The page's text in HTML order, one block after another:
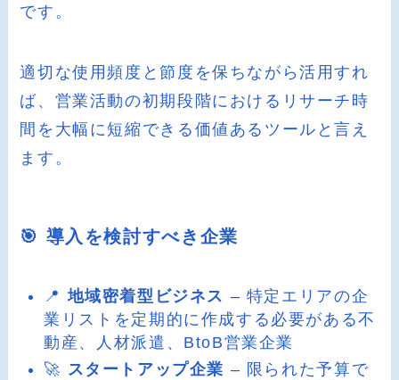
です。
適切な使用頻度と節度を保ちながら活用すれ
ば、営業活動の初期段階におけるリサーチ時
間を大幅に短縮できる価値あるツールと言え
ます。
🎯 導入を検討すべき企業
📍地域密着型ビジネス – 特定エリアの企
業リストを定期的に作成する必要がある不
動産、人材派遣、BtoB営業企業
🚀 スタートアップ企業 – 限られた予算で